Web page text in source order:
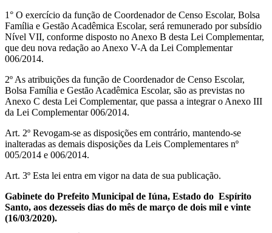
1° O exercício da função de Coordenador de Censo Escolar, Bolsa
Família e Gestão Acadêmica Escolar, será remunerado por subsídio
Nível VII, conforme disposto no Anexo B desta Lei Complementar,
que deu nova redação ao Anexo V-A da Lei Complementar
006/2014.
2º As atribuições da função de Coordenador de Censo Escolar,
Bolsa Família e Gestão Acadêmica Escolar, são as previstas no
Anexo C desta Lei Complementar, que passa a integrar o Anexo III
da Lei Complementar 006/2014.
Art. 2º Revogam-se as disposições em contrário, mantendo-se
inalteradas as demais disposições da Leis Complementares nº
005/2014 e 006/2014.
Art. 3º Esta lei entra em vigor na data de sua publicação.
Gabinete do Prefeito Municipal de Iúna, Estado do Espírito
Santo, aos dezesseis dias do mês de março de dois mil e vinte
(16/03/2020).